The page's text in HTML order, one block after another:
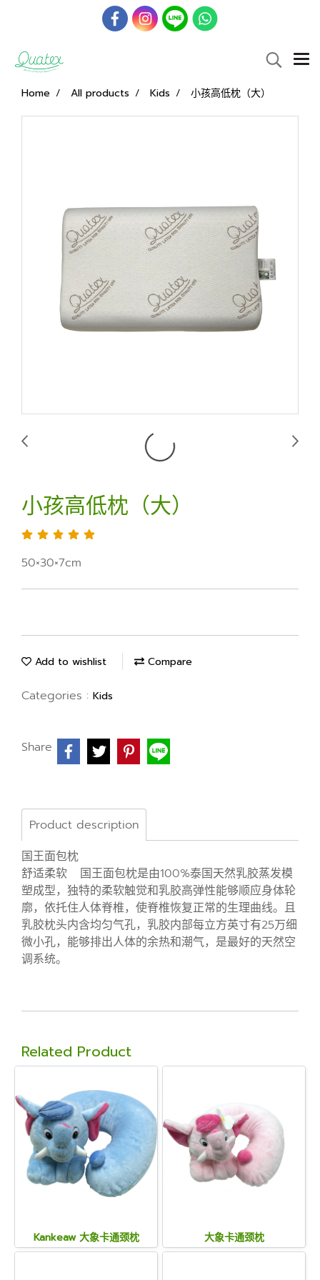
Home All products Kids 小孩高低枕（大）
小孩高低枕（大）
50×30×7cm
Add to wishlist Compare
Categories : Kids
Share
Product description
国王面包枕
舒适柔软 国王面包枕是由100%泰国天然乳胶蒸发模
塑成型，独特的柔软触觉和乳胶高弹性能够顺应身体轮
廓，依托住人体脊椎，使脊椎恢复正常的生理曲线。且
乳胶枕头内含均匀气孔，乳胶内部每立方英寸有25万细
微小孔，能够排出人体的余热和潮气，是最好的天然空
调系统。
Related Product
Kankeaw 大象卡通颈枕 大象卡通颈枕